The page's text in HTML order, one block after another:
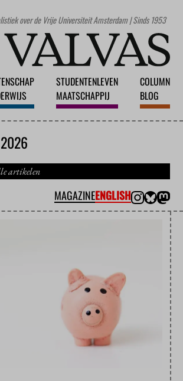
over de Vrije Universiteit Amsterdam | Sinds 1953
STUDENTENLEVEN
MAATSCHAPPIJ
COLUMN
BLOG
MAGAZINEENGLISH